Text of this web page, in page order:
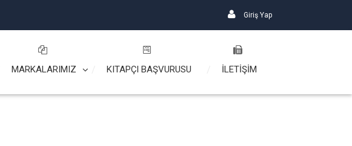
Giriş Yap
MARKALARIMIZ KITAPÇI BAŞVURUSU İLETİŞİM